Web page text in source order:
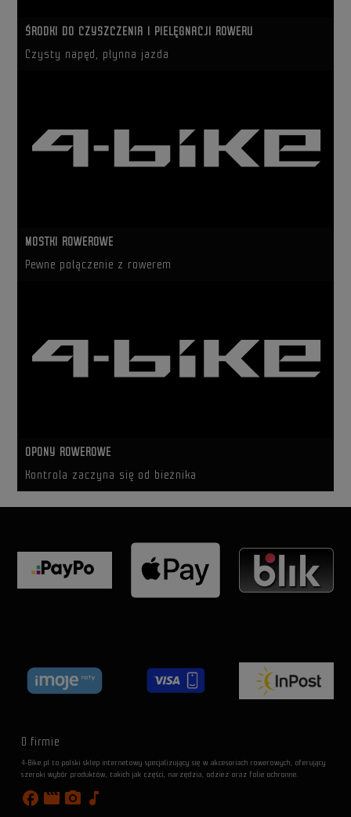
ŚRODKI DO CZYSZCZENIA I PIELĘGNACJI ROWERU
Czysty napęd, płynna jazda
MOSTKI ROWEROWE
Pewne połączenie z rowerem
OPONY ROWEROWE
Kontrola zaczyna się od bieżnika
O firmie
4-Bike.pl to polski sklep internetowy specjalizujący się w akcesoriach rowerowych, oferujący
szeroki wybór produktów, takich jak części, narzędzia, odzież oraz folie ochronne.
facebook movie photo_camera music_note